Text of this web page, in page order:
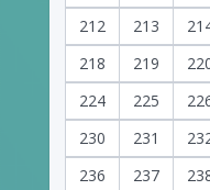
212
213
218
219
224
225
230
231
236
237